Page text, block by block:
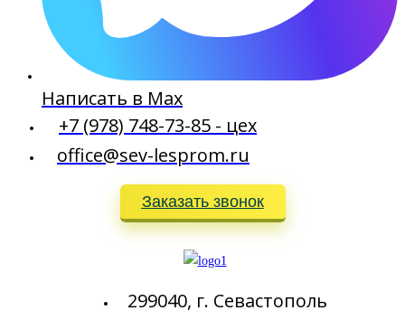
Написать в Max
+7 (978) 748-73-85 - цех
office@sev-lesprom.ru
Заказать звонок
299040, г. Севастополь